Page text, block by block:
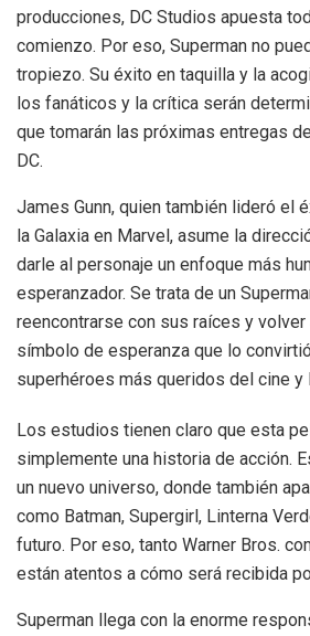
producciones, DC Studios apuesta
comienzo. Por eso, Superman no
tropiezo. Su éxito en taquilla y la
los fanáticos y la crítica serán
que tomarán las próximas entregas
DC.
James Gunn, quien también lideró el
la Galaxia en Marvel, asume la
darle al personaje un enfoque más
esperanzador. Se trata de un
reencontrarse con sus raíces y
símbolo de esperanza que lo
superhéroes más queridos del cine y
Los estudios tienen claro que esta
simplemente una historia de acción.
un nuevo universo, donde también
como Batman, Supergirl, Linterna
futuro. Por eso, tanto Warner Bros.
están atentos a cómo será recibida
Superman llega con la enorme